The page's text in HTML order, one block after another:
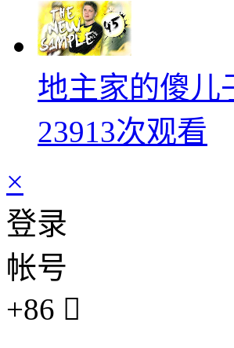
地主家的傻儿
23913次观看
×
登录
帐号
+86 